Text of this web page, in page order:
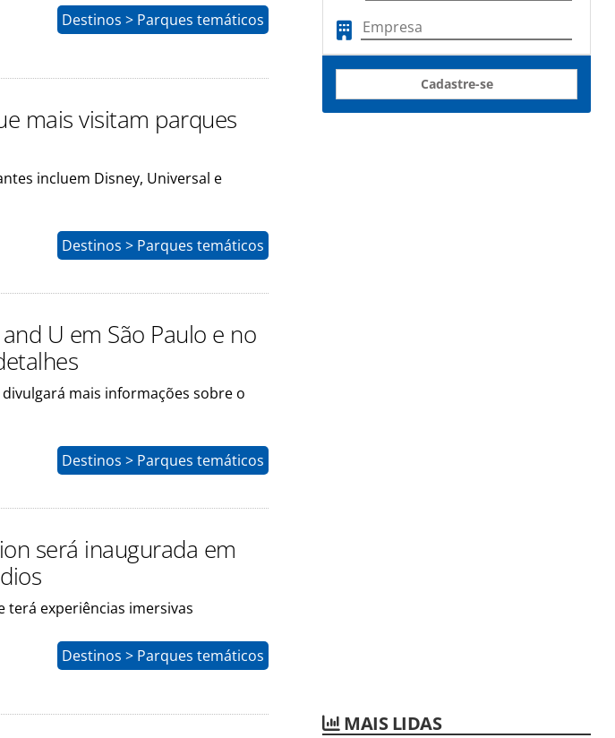
Destinos > Parques temáticos
mais visitam parques
incluem Disney, Universal e
Destinos > Parques temáticos
U em São Paulo e no
mais informações sobre o
Destinos > Parques temáticos
será inaugurada em
terá experiências imersivas
Destinos > Parques temáticos
Cadastre-se
MAIS LIDAS